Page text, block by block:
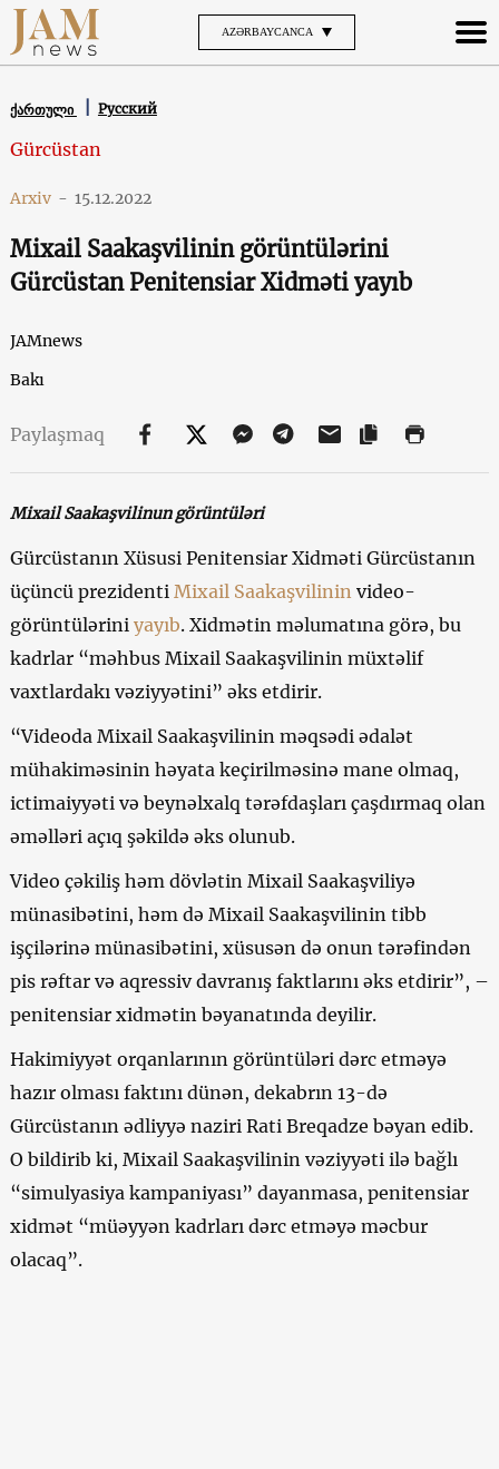
AZƏRBAYCANCA
ქართული Русский
Gürcüstan
Arxiv - 15.12.2022
Mixail Saakaşvilinin görüntülərini
Gürcüstan Penitensiar Xidməti yayıb
JAMnews
Bakı
Paylaşmaq
Mixail Saakaşvilinun görüntüləri
Gürcüstanın Xüsusi Penitensiar Xidməti Gürcüstanın
üçüncü prezidenti Mixail Saakaşvilinin video-
görüntülərini yayıb. Xidmətin məlumatına görə, bu
kadrlar “məhbus Mixail Saakaşvilinin müxtəlif
vaxtlardakı vəziyyətini” əks etdirir.
“Videoda Mixail Saakaşvilinin məqsədi ədalət
mühakiməsinin həyata keçirilməsinə mane olmaq,
ictimaiyyəti və beynəlxalq tərəfdaşları çaşdırmaq olan
əməlləri açıq şəkildə əks olunub.
Video çəkiliş həm dövlətin Mixail Saakaşviliyə
münasibətini, həm də Mixail Saakaşvilinin tibb
işçilərinə münasibətini, xüsusən də onun tərəfindən
pis rəftar və aqressiv davranış faktlarını əks etdirir”, –
penitensiar xidmətin bəyanatında deyilir.
Hakimiyyət orqanlarının görüntüləri dərc etməyə
hazır olması faktını dünən, dekabrın 13-də
Gürcüstanın ədliyyə naziri Rati Breqadze bəyan edib.
O bildirib ki, Mixail Saakaşvilinin vəziyyəti ilə bağlı
“simulyasiya kampaniyası” dayanmasa, penitensiar
xidmət “müəyyən kadrları dərc etməyə məcbur
olacaq”.